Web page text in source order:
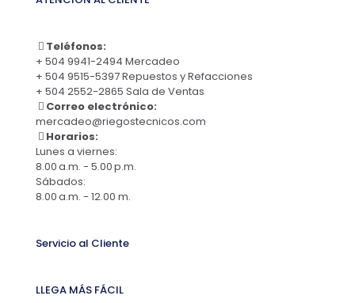
Teléfonos:
+ 504 9941-2494 Mercadeo
+ 504 9515-5397 Repuestos y Refacciones
+ 504 2552-2865 Sala de Ventas
Correo electrónico:
mercadeo@riegostecnicos.com
Horarios:
Lunes a viernes:
8.00 a.m. - 5.00 p.m.
Sábados:
8.00 a.m. - 12.00 m.
Servicio al Cliente
LLEGA MÁS FÁCIL